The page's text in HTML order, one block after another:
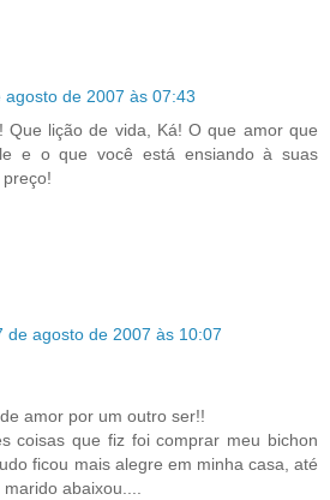
agosto de 2007 às 07:43
Que lição de vida, Ká! O que amor que
e o que você está ensiando à suas
de agosto de 2007 às 10:07
amor por um outro ser!!
coisas que fiz foi comprar meu bichon
ficou mais alegre em minha casa, até
abaixou....